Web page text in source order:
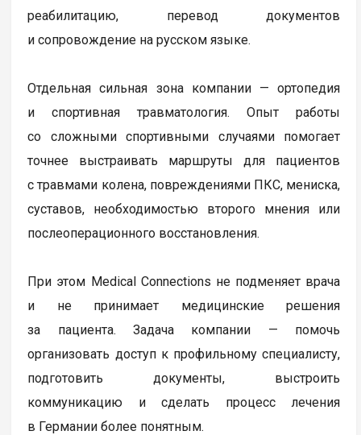
реабилитацию, перевод документов
и сопровождение на русском языке.
Отдельная сильная зона компании — ортопедия
и спортивная травматология. Опыт работы
со сложными спортивными случаями помогает
точнее выстраивать маршруты для пациентов
с травмами колена, повреждениями ПКС, мениска,
суставов, необходимостью второго мнения или
послеоперационного восстановления.
При этом Medical Connections не подменяет врача
и не принимает медицинские решения
за пациента. Задача компании — помочь
организовать доступ к профильному специалисту,
подготовить документы, выстроить
коммуникацию и сделать процесс лечения
в Германии более понятным.